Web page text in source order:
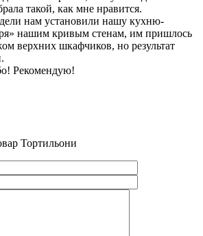
такой, как мне нравится.
нам установили нашу кухню-
нашим кривым стенам, им пришлось
верхних шкафчиков, но результат
Рекомендую!
Тортильони